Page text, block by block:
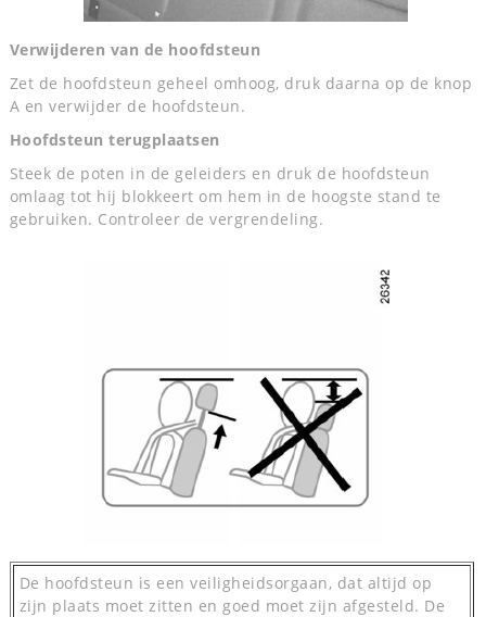
Verwijderen van de hoofdsteun
Zet de hoofdsteun geheel omhoog, druk daarna op de knop
A en verwijder de hoofdsteun.
Hoofdsteun terugplaatsen
Steek de poten in de geleiders en druk de hoofdsteun
omlaag tot hij blokkeert om hem in de hoogste stand te
gebruiken. Controleer de vergrendeling.
De hoofdsteun is een veiligheidsorgaan, dat altijd op
zijn plaats moet zitten en goed moet zijn afgesteld. De